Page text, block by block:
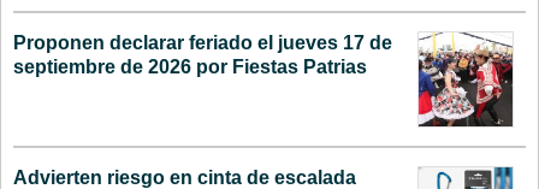
Proponen declarar feriado el jueves 17 de
septiembre de 2026 por Fiestas Patrias
Advierten riesgo en cinta de escalada